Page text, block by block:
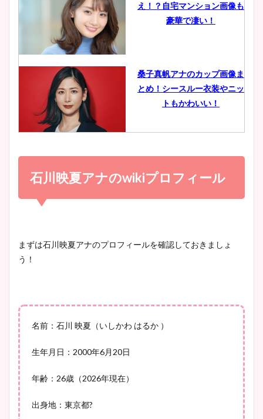
鈴木唯の太ってた時の体重が
ヤバすぎww原因や痩せたダ
豊島実季アナのカップ画像ま
とめ！美脚や水着姿に年齢も
宇賀神メグアナのニット画像
え！？自宅マンション画像も
豪華で凄い！
桑子真帆アナのカップ画像ま
とめ！シースルー衣装やニッ
トもかわいい！
小室瑛莉子のカップ画像まと
め！足が美脚でニット衣装も
かわいい！
清水麻椰アナのかわいい画
大家彩香アナのかわいいカッ
プ画像まとめ！同期や実家に
安藤萌々アナのカップ画像や
石川映夏アナのwikiプロフィール
まずは石川映夏アナのプロフィールを確認しておきましょ
う！
名前：石川 映夏（いしかわ はるか ）
生年月日：2000年6月20日
年齢：26歳（2026年現在）
出身地：東京都?